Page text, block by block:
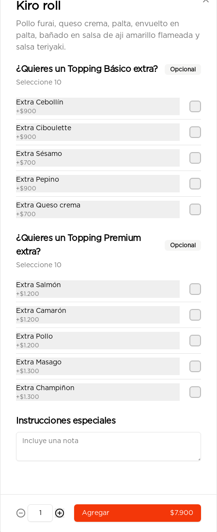
Tori Cheese Furai
Pollo Teriyaki, queso crema y
Kinoa Hot
Camarón furai, palta, queso crema y
cebollín apanado en panko y quinoa
crocante con salsa unagui.
$6.900
Camarón, queso crema y cebollín,
Pollo Teriyaki y queso crema,
Ebi Cheese Tempura
$6.900
$6.900
Kiro roll
Pollo furai, queso crema, palta, envuelto en
palta, bañado en salsa de aji amarillo flameada y
salsa teriyaki.
¿Quieres un Topping Básico extra? Opcional
Seleccione 10
Extra Cebollín
+$900
Extra Ciboulette
+$900
Extra Sésamo
+$700
Extra Pepino
+$900
Extra Queso crema
+$700
¿Quieres un Topping Premium
extra?
Opcional
Seleccione 10
Extra Salmón
+$1.200
Extra Camarón
+$1.200
Extra Pollo
+$1.200
Extra Masago
+$1.300
Extra Champiñon
+$1.300
Instrucciones especiales
Agregar $7.900